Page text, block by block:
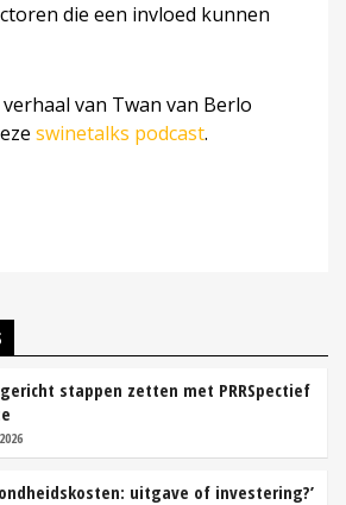
die een invloed kunnen
van Twan van Berlo
swinetalks podcast.
stappen zetten met PRRSpectief
uitgave of investering?’